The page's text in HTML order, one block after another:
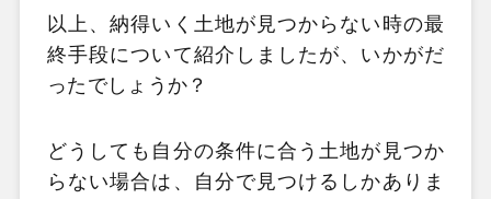
以上、納得いく土地が見つからない時の最
終手段について紹介しましたが、いかがだ
ったでしょうか？
どうしても自分の条件に合う土地が見つか
らない場合は、自分で見つけるしかありま